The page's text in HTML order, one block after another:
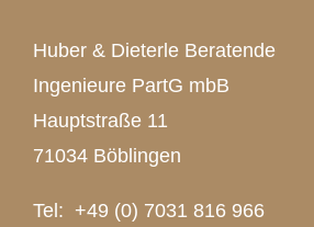
Huber & Dieterle Beratende
Ingenieure PartG mbB
Hauptstraße 11
71034 Böblingen
Tel: +49 (0) 7031 816 966